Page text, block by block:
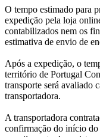
O tempo estimado para
expedição pela loja
contabilizados nem os
estimativa de envio de
Após a expedição, o
território de Portugal
transporte será avaliado
transportadora.
A transportadora
confirmação do início do